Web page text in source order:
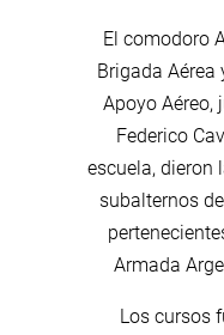
El comodoro
Brigada Aérea
Apoyo Aéreo,
Federico
escuela, dieron
subalternos
Armada
Los cursos